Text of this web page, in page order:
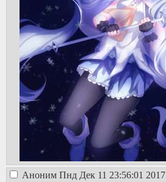
Аноним Пнд Дек 11 23:56:01 2017